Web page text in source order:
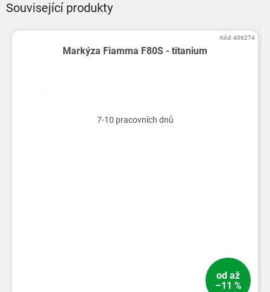
Související produkty
Markýza Fiamma F80S - titanium
7-10 pracovních dnů
od až
–11 %
Kód:436274